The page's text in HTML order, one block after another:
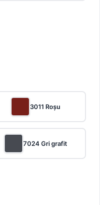
3011 Roșu
7024 Gri grafit